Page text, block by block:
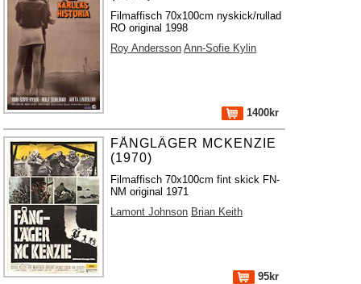
Filmaffisch 70x100cm nyskick/rullad
RO original 1998
Roy Andersson Ann-Sofie Kylin
1400kr
FÅNGLÄGER MCKENZIE
(1970)
Filmaffisch 70x100cm fint skick FN-
NM original 1971
Lamont Johnson Brian Keith
95kr